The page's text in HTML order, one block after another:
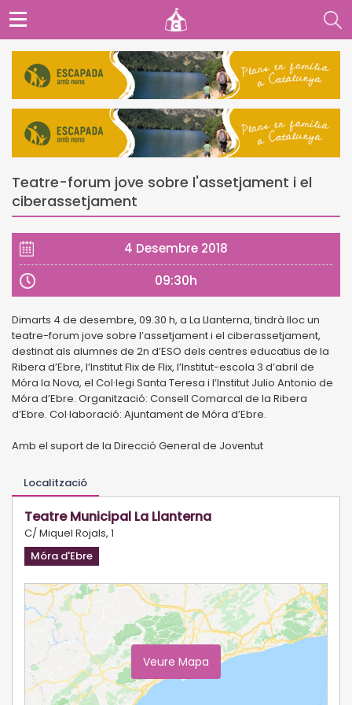
Teatre-forum jove sobre l'assetjament i el
ciberassetjament
4 Desembre 2018
09:30h
Dimarts 4 de desembre, 09.30 h, a La Llanterna, tindrà lloc un
teatre-forum jove sobre l’assetjament i el ciberassetjament,
destinat als alumnes de 2n d’ESO dels centres educatius de la
Ribera d’Ebre, l’Institut Flix de Flix, l’Institut-escola 3 d’abril de
Móra la Nova, el Col·legi Santa Teresa i l’Institut Julio Antonio de
Móra d’Ebre. Organització: Consell Comarcal de la Ribera
d’Ebre. Col·laboració: Ajuntament de Móra d’Ebre.
Amb el suport de la Direcció General de Joventut
Localització
Teatre Municipal La Llanterna
C/ Miquel Rojals, 1
Móra d'Ebre
Veure Mapa